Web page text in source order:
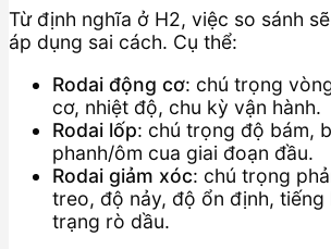
Từ định nghĩa ở H2, việc so sánh
áp dụng sai cách. Cụ thể:
Rodai động cơ: chú trọng
cơ, nhiệt độ, chu kỳ vận hành.
Rodai lốp: chú trọng độ bám,
phanh/ôm cua giai đoạn đầu.
Rodai giảm xóc: chú trọng
treo, độ nảy, độ ổn định, tiếng
trạng rò dầu.